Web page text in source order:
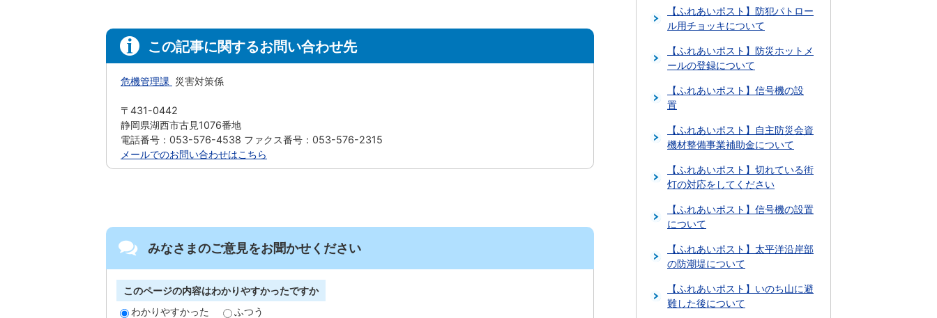
この記事に関するお問い合わせ先
危機管理課 災害対策係
〒431-0442
静岡県湖西市古見1076番地
電話番号：053-576-4538 ファクス番号：053-576-2315
メールでのお問い合わせはこちら
みなさまのご意見をお聞かせください
このページの内容はわかりやすかったですか
わかりやすかった
ふつう
【ふれあいポスト】防犯パトロー
ル用チョッキについて
【ふれあいポスト】防災ホットメ
ールの登録について
【ふれあいポスト】信号機の設
置
【ふれあいポスト】自主防災会資
機材整備事業補助金について
【ふれあいポスト】切れている街
灯の対応をしてください
【ふれあいポスト】信号機の設置
について
【ふれあいポスト】太平洋沿岸部
の防潮堤について
【ふれあいポスト】いのち山に避
難した後について